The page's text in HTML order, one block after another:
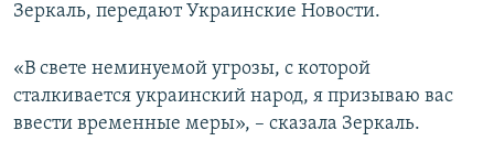
Зеркаль, передают Украинские Новости.
«В свете неминуемой угрозы, с которой
сталкивается украинский народ, я призываю вас
ввести временные меры», – сказала Зеркаль.